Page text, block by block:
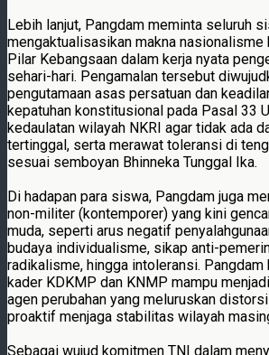
Lebih lanjut, Pangdam meminta seluruh
mengaktualisasikan makna nasionalisme
Pilar Kebangsaan dalam kerja nyata
sehari-hari. Pengamalan tersebut
pengutamaan asas persatuan dan
kepatuhan konstitusional pada Pasal 33
kedaulatan wilayah NKRI agar tidak ada
tertinggal, serta merawat toleransi di
sesuai semboyan Bhinneka Tunggal Ika.
Di hadapan para siswa, Pangdam juga
non-militer (kontemporer) yang kini
muda, seperti arus negatif
budaya individualisme, sikap anti-
radikalisme, hingga intoleransi. Pangdam
kader KDKMP dan KNMP mampu
agen perubahan yang meluruskan
proaktif menjaga stabilitas wilayah
Sebagai wujud komitmen TNI dalam